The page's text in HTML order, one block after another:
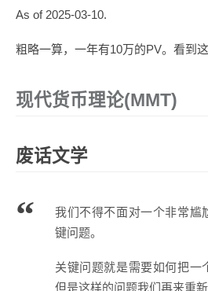
As of 2025-03-10.
粗略一算，一年有10万的PV。看到
现代货币理论(MMT)
废话文学
我们不得不面对一个非常尴
键问题。
关键问题就是需要如何把一
但是这样的问题我们再来重